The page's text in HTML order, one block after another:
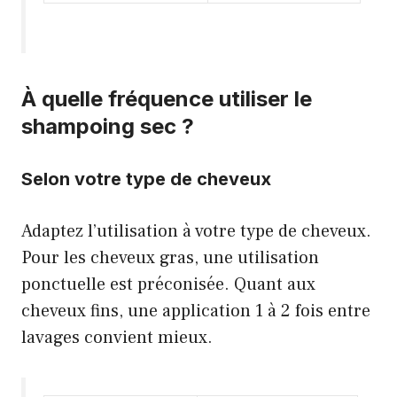
À quelle fréquence utiliser le
shampoing sec ?
Selon votre type de cheveux
Adaptez l’utilisation à votre type de cheveux.
Pour les cheveux gras, une utilisation
ponctuelle est préconisée. Quant aux
cheveux fins, une application 1 à 2 fois entre
lavages convient mieux.